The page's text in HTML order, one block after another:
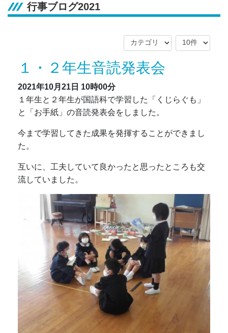
行事ブログ2021
１・２年生音読発表会
2021年10月21日 10時00分
１年生と２年生が国語科で学習した「くじらぐも」
と「お手紙」の音読発表会をしました。
今まで学習してきた成果を発揮することができまし
た。
互いに、工夫していて良かったと思ったところも交
流していました。